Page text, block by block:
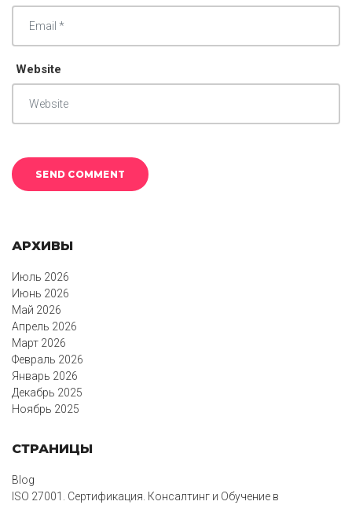
Website
АРХИВЫ
Июль 2026
Июнь 2026
Май 2026
Апрель 2026
Март 2026
Февраль 2026
Январь 2026
Декабрь 2025
Ноябрь 2025
СТРАНИЦЫ
Blog
ISO 27001. Сертификация. Консалтинг и Обучение в